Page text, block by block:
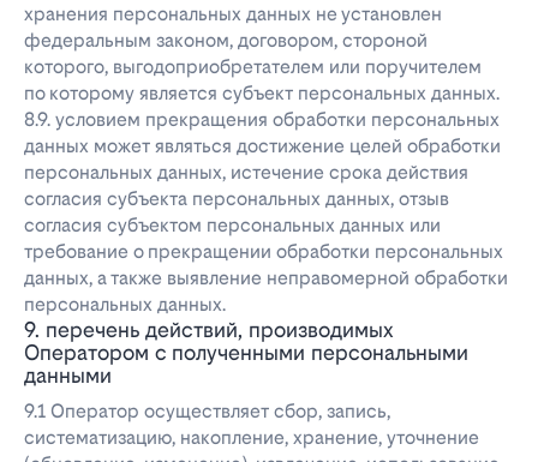
хранения персональных данных не установлен
федеральным законом, договором, стороной
которого, выгодоприобретателем или поручителем
по которому является субъект персональных данных.
8.9. условием прекращения обработки персональных
данных может являться достижение целей обработки
персональных данных, истечение срока действия
согласия субъекта персональных данных, отзыв
согласия субъектом персональных данных или
требование о прекращении обработки персональных
данных, а также выявление неправомерной обработки
персональных данных.
9. перечень действий, производимых
Оператором с полученными персональными
данными
9.1 Оператор осуществляет сбор, запись,
систематизацию, накопление, хранение, уточнение